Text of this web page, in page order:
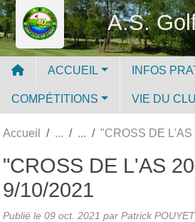
A.S.
ACCUEIL INFOS
COMPÉTITIONS VIE DU
Accueil "CROSS DE L'AS
"CROSS DE L'AS
9/10/2021
Publié le 09 oct. 2021 par Patrick POUYET
Panneau de gestion des cookies